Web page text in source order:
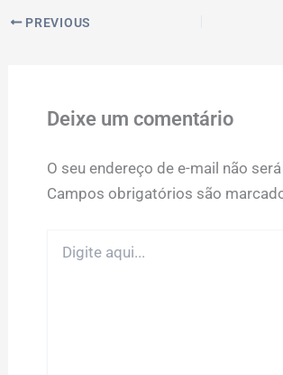
PREVIOUS
Deixe um comentário
O seu endereço de e-mail não
Campos obrigatórios são
aqui...